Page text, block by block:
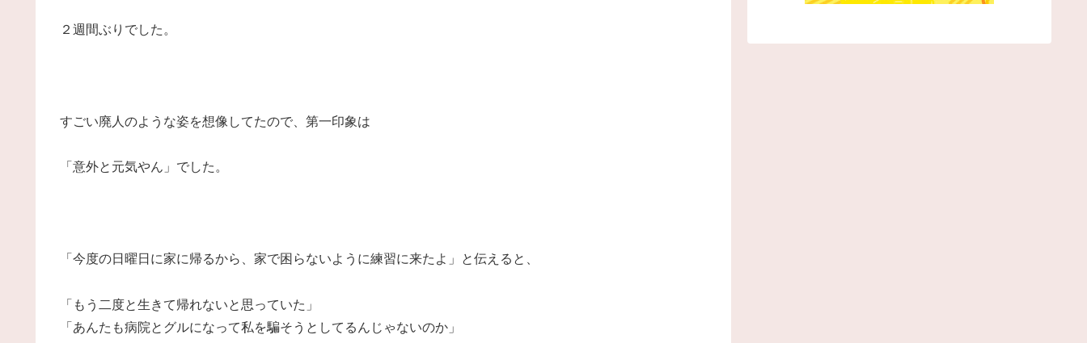
２週間ぶりでした。
すごい廃人のような姿を想像してたので、第一印象は
「意外と元気やん」でした。
「今度の日曜日に家に帰るから、家で困らないように練習に来たよ」と伝えると、
「もう二度と生きて帰れないと思っていた」
「あんたも病院とグルになって私を騙そうとしてるんじゃないのか」